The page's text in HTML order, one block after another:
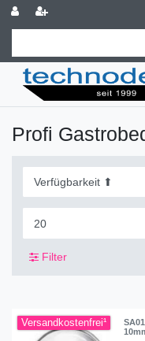
Profi
Filter
Versandkostenfrei¹